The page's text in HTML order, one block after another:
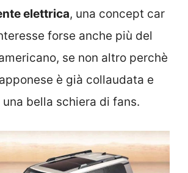
elettrica, una concept car
forse anche più del
se non altro perchè
è già collaudata e
bella schiera di fans.